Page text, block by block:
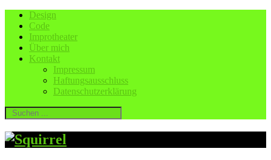
Design
Code
Improtheater
Über mich
Kontakt
Impressum
Haftungsausschluss
Datenschutzerklärung